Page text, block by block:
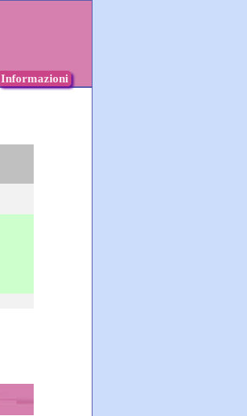
Informazioni